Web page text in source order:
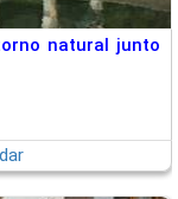
natural junto